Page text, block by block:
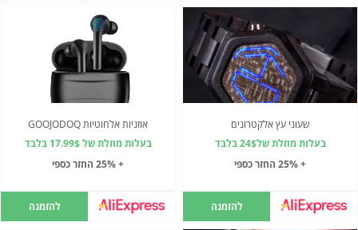
שעוני עץ אלקטרונים
בעלות מוזלת של24$ בלבד
+ 25% החזר כספי
להזמנה
אוזניות אלחוטיות GOOJODOQ
בעלות מוזלת של 17.99$ בלבד
+ 25% החזר כספי
להזמנה